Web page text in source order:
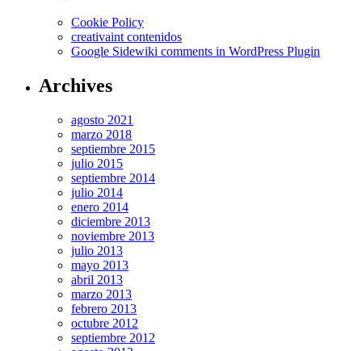
Cookie Policy
creativaint contenidos
Google Sidewiki comments in WordPress Plugin
Archives
agosto 2021
marzo 2018
septiembre 2015
julio 2015
septiembre 2014
julio 2014
enero 2014
diciembre 2013
noviembre 2013
julio 2013
mayo 2013
abril 2013
marzo 2013
febrero 2013
octubre 2012
septiembre 2012